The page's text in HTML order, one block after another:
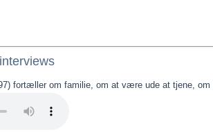
fortæller om familie, om at være ude at tjene, om